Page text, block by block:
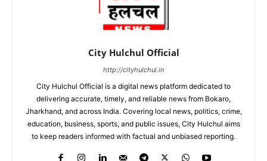
City Hulchul Official
http://cityhulchul.in
City Hulchul Official is a digital news platform dedicated to
delivering accurate, timely, and reliable news from Bokaro,
Jharkhand, and across India. Covering local news, politics, crime,
education, business, sports, and public issues, City Hulchul aims
to keep readers informed with factual and unbiased reporting.